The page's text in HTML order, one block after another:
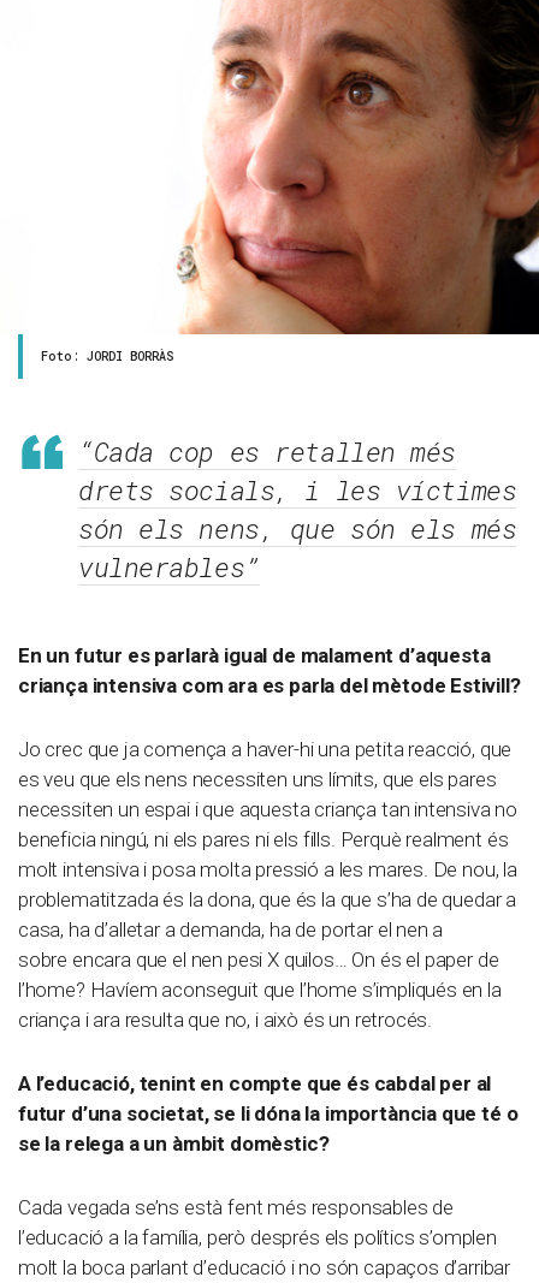
Foto: JORDI BORRÀS
“Cada cop es retallen més
drets socials, i les víctimes
són els nens, que són els més
vulnerables”
En un futur es parlarà igual de malament d’aquesta
criança intensiva com ara es parla del mètode Estivill?
Jo crec que ja comença a haver-hi una petita reacció, que
es veu que els nens necessiten uns límits, que els pares
necessiten un espai i que aquesta criança tan intensiva no
beneficia ningú, ni els pares ni els fills. Perquè realment és
molt intensiva i posa molta pressió a les mares. De nou, la
problematitzada és la dona, que és la que s’ha de quedar a
casa, ha d’alletar a demanda, ha de portar el nen a
sobre encara que el nen pesi X quilos… On és el paper de
l’home? Havíem aconseguit que l’home s’impliqués en la
criança i ara resulta que no, i això és un retrocés.
A l’educació, tenint en compte que és cabdal per al
futur d’una societat, se li dóna la importància que té o
se la relega a un àmbit domèstic?
Cada vegada se’ns està fent més responsables de
l’educació a la família, però després els polítics s’omplen
molt la boca parlant d’educació i no són capaços d’arribar